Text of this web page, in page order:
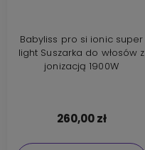
Babyliss pro si ionic super
light Suszarka do włosów z
jonizacją 1900W
260,00 zł